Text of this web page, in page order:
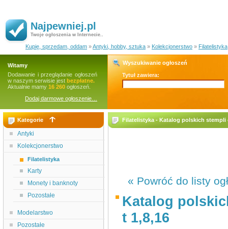
Najpewniej.pl
Twoje ogłoszenia w Internecie..
Kupię, sprzedam, oddam »Antyki, hobby, sztuka » Kolekcjonerstwo » Filatelistyka
Witamy
Dodawanie i przeglądanie ogłoszeń
w naszym serwisie jest bezpłatne.
Aktualnie mamy 16 260 ogłoszeń.
Dodaj darmowe ogłoszenie…
Wyszukiwanie ogłoszeń
Tytuł zawiera:
Kategorie
Antyki
Kolekcjonerstwo
Filatelistyka
Karty
Monety i banknoty
Pozostałe
Modelarstwo
Pozostałe
Filatelistyka - Katalog polskich
« Powróć do listy
Katalog
t 1,8,16